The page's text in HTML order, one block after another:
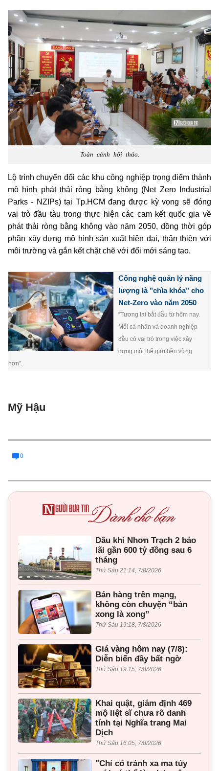
Toàn cảnh hội thảo.
Lộ trình chuyển đổi các khu công nghiệp trọng điểm thành
mô hình phát thải ròng bằng không (Net Zero Industrial
Parks - NZIPs) tại Tp.HCM đang được kỳ vọng sẽ đóng
vai trò đầu tàu trong thực hiện các cam kết quốc gia về
phát thải ròng bằng không vào năm 2050, đồng thời góp
phần xây dựng mô hình sản xuất hiện đại, thân thiện với
môi trường và gắn kết chặt chẽ với đổi mới sáng tạo.
Công nghệ quản lý năng
lượng là "chìa khóa" cho
Net-Zero vào năm 2050
“Tương lai bắt đầu từ hôm nay.
Mỗi cá nhân và doanh nghiệp
đều có vai trò trong việc xây
dựng một thế giới bền vững
hơn”.
Mỹ Hậu
0
Dầu khí Nhơn Trạch 2 báo
lãi gần 600 tỷ đồng sau 6
tháng
Thứ Sáu 21:14, 7/8/2026
Bán hàng trên mạng,
không còn chuyện “bán
xong là xong”
Thứ Sáu 19:18, 7/8/2026
Giá vàng hôm nay (7/8):
Diễn biến đầy bất ngờ
Thứ Sáu 19:15, 7/8/2026
Khai quật, giám định 469
mộ liệt sĩ chưa rõ danh
tính tại Nghĩa trang Mai
Dịch
Thứ Sáu 16:05, 7/8/2026
"Chỉ có tránh xa ma túy